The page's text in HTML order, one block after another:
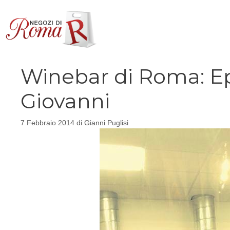
contenuto
Winebar di Roma:
Giovanni
7 Febbraio 2014 di Gianni Puglisi